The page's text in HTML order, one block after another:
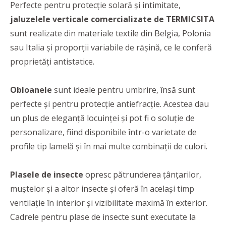
Perfecte pentru protecție solară și intimitate,
jaluzelele verticale comercializate de TERMICSITA
sunt realizate din materiale textile din Belgia, Polonia
sau Italia și proporții variabile de rășină, ce le conferă
proprietăți antistatice.
Obloanele sunt ideale pentru umbrire, însă sunt
perfecte și pentru protecție antiefracție. Acestea dau
un plus de eleganță locuinței și pot fi o soluție de
personalizare, fiind disponibile într-o varietate de
profile tip lamelă și în mai multe combinații de culori.
Plasele de insecte opresc pătrunderea țânțarilor,
muștelor și a altor insecte și oferă în același timp
ventilație în interior și vizibilitate maximă în exterior.
Cadrele pentru plase de insecte sunt executate la